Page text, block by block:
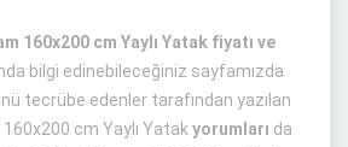
160x200 cm Yaylı Yatak fiyatı ve
bilgi edinebileceğiniz sayfamızda
tecrübe edenler tarafından yazılan
cm Yaylı Yatak yorumları da